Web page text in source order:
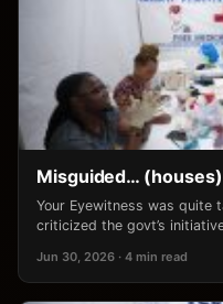
Misguided…
Your Eyewitness was quite
criticized the govt’s
Jun 30, 2026 · 4 min read